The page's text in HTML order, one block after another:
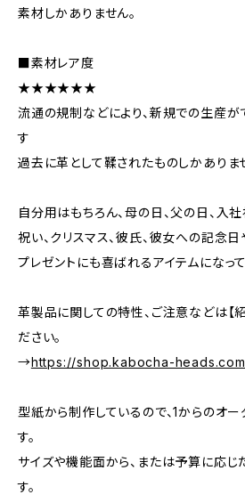
素材しかありません。
■素材レア度
★★★★★★
流通の規制などにより、新規での生産
す
過去に革として鞣されたものしかありま
自分用はもちろん、母の日、父の日、入
祝い、クリスマス、彼氏、彼女への記念
プレゼントにも喜ばれるアイテムになって
革製品に関しての特性、ご注意などは【
ださい。
→https://shop.kabocha-
型紙から制作しているので、1からのオ
す。
サイズや機能面から、または予算に応
す。